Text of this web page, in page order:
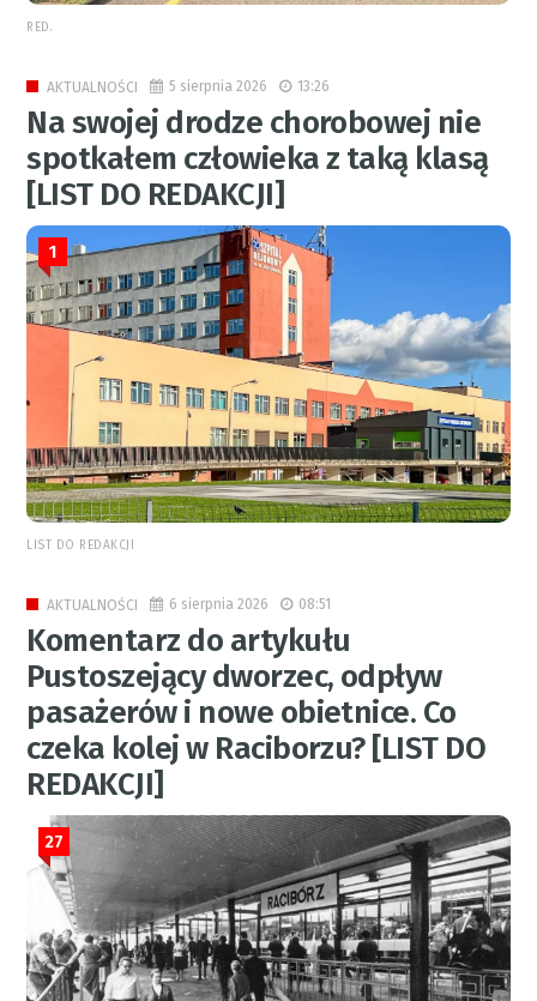
RED.
AKTUALNOŚCI 5 sierpnia 2026 13:26
Na swojej drodze chorobowej nie
spotkałem człowieka z taką klasą
[LIST DO REDAKCJI]
1
LIST DO REDAKCJI
AKTUALNOŚCI 6 sierpnia 2026 08:51
Komentarz do artykułu
Pustoszejący dworzec, odpływ
pasażerów i nowe obietnice. Co
czeka kolej w Raciborzu? [LIST DO
REDAKCJI]
27